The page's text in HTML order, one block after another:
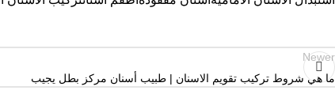
Newer
ما هي شروط تركيب تقويم الاسنان | طبيب أسنان مركز بطل يجيب